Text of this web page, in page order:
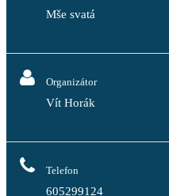
Mše svatá
Organizátor
Vít Horák
Telefon
605299124